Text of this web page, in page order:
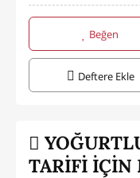
Beğen
Deftere Ekle
TARİFİ İÇİN